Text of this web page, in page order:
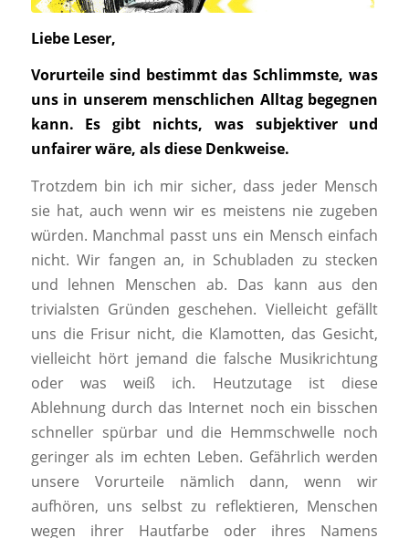
Liebe Leser,
Vorurteile sind bestimmt das Schlimmste, was
uns in unserem menschlichen Alltag begegnen
kann. Es gibt nichts, was subjektiver und
unfairer wäre, als diese Denkweise.
Trotzdem bin ich mir sicher, dass jeder Mensch
sie hat, auch wenn wir es meistens nie zugeben
würden. Manchmal passt uns ein Mensch einfach
nicht. Wir fangen an, in Schubladen zu stecken
und lehnen Menschen ab. Das kann aus den
trivialsten Gründen geschehen. Vielleicht gefällt
uns die Frisur nicht, die Klamotten, das Gesicht,
vielleicht hört jemand die falsche Musikrichtung
oder was weiß ich. Heutzutage ist diese
Ablehnung durch das Internet noch ein bisschen
schneller spürbar und die Hemmschwelle noch
geringer als im echten Leben. Gefährlich werden
unsere Vorurteile nämlich dann, wenn wir
aufhören, uns selbst zu reflektieren, Menschen
wegen ihrer Hautfarbe oder ihres Namens